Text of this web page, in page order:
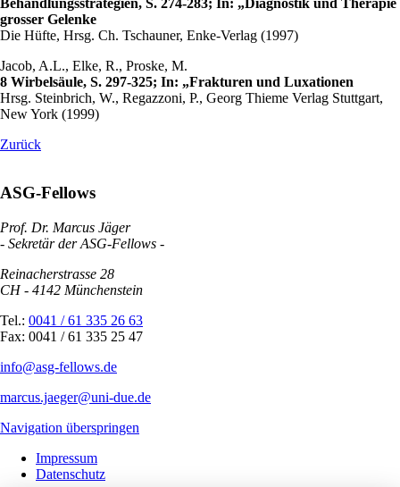
grosser Gelenke
Die Hüfte, Hrsg. Ch. Tschauner, Enke-Verlag (1997)
Jacob, A.L., Elke, R., Proske, M.
8 Wirbelsäule, S. 297-325; In: „Frakturen und Luxationen
Hrsg. Steinbrich, W., Regazzoni, P., Georg Thieme Verlag Stuttgart,
New York (1999)
Zurück
ASG-Fellows
Prof. Dr. Marcus Jäger
- Sekretär der ASG-Fellows -
Reinacherstrasse 28
CH - 4142 Münchenstein
Tel.: 0041 / 61 335 26 63
Fax: 0041 / 61 335 25 47
info@asg-fellows.de
marcus.jaeger@uni-due.de
Navigation überspringen
Impressum
Datenschutz